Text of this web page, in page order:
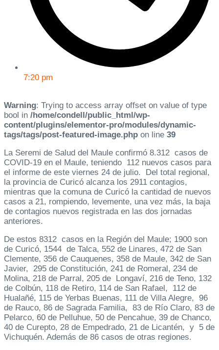
7:20 pm
Warning: Trying to access array offset on value of type
bool in /home/condell/public_html/wp-
content/plugins/elementor-pro/modules/dynamic-
tags/tags/post-featured-image.php on line 39
La Seremi de Salud del Maule confirmó 8.312 casos de
COVID-19 en el Maule, teniendo 112 nuevos casos para
el informe de este viernes 24 de julio. Del total regional,
la provincia de Curicó alcanza los 2911 contagios,
mientras que la comuna de Curicó la cantidad de nuevos
casos a 21, rompiendo, levemente, una vez más, la baja
de contagios nuevos registrada en las dos jornadas
anteriores.
De estos 8312 casos en la Región del Maule; 1900 son
de Curicó, 1544 de Talca, 552 de Linares, 472 de San
Clemente, 356 de Cauquenes, 358 de Maule, 342 de San
Javier, 295 de Constitución, 241 de Romeral, 234 de
Molina, 218 de Parral, 205 de Longaví, 216 de Teno, 132
de Colbún, 118 de Retiro, 114 de San Rafael, 112 de
Hualañé, 115 de Yerbas Buenas, 111 de Villa Alegre, 96
de Rauco, 86 de Sagrada Familia, 83 de Río Claro, 83 de
Pelarco, 60 de Pelluhue, 50 de Pencahue, 39 de Chanco,
40 de Curepto, 28 de Empedrado, 21 de Licantén, y 5 de
Vichuquén. Además de 86 casos de otras regiones.